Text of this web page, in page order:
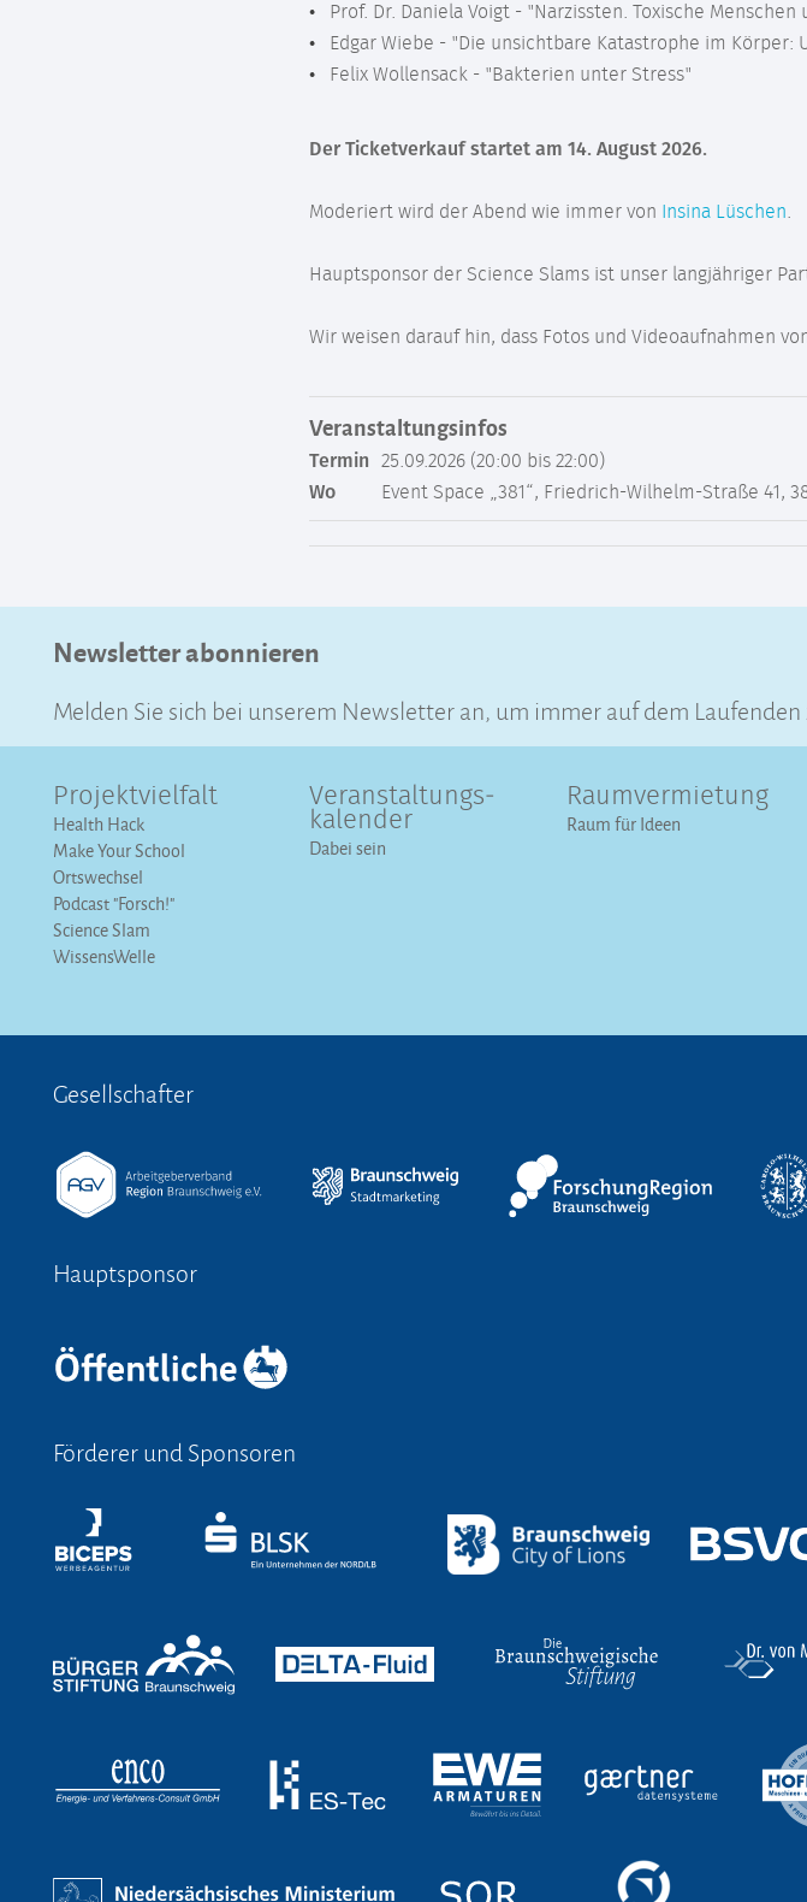
Prof. Dr. Daniela Voigt - "Narzissten. Toxische
Edgar Wiebe - "Die unsichtbare Katastrophe im Körper:
Felix Wollensack - "Bakterien unter Stress"
Der Ticketverkauf startet am 14. August 2026.
Moderiert wird der Abend wie immer von Insina Lüschen
Hauptsponsor der Science Slams ist unser langjähriger
Wir weisen darauf hin, dass Fotos und Videoaufnahmen
Veranstaltungsinfos
Termin
25.09.2026 (20:00 bis 22:00)
Wo
Event Space „381“, Friedrich-Wilhelm-Straße 41,
Newsletter abonnieren
Melden Sie sich bei unserem Newsletter an, um immer auf dem
Projektvielfalt
Health Hack
Make Your School
Ortswechsel
Podcast "Forsch!"
Science Slam
WissensWelle
Veranstaltungs­
kalender
Dabei sein
Raumvermietung
Raum für Ideen
Gesellschafter
Hauptsponsor
Förderer und Sponsoren